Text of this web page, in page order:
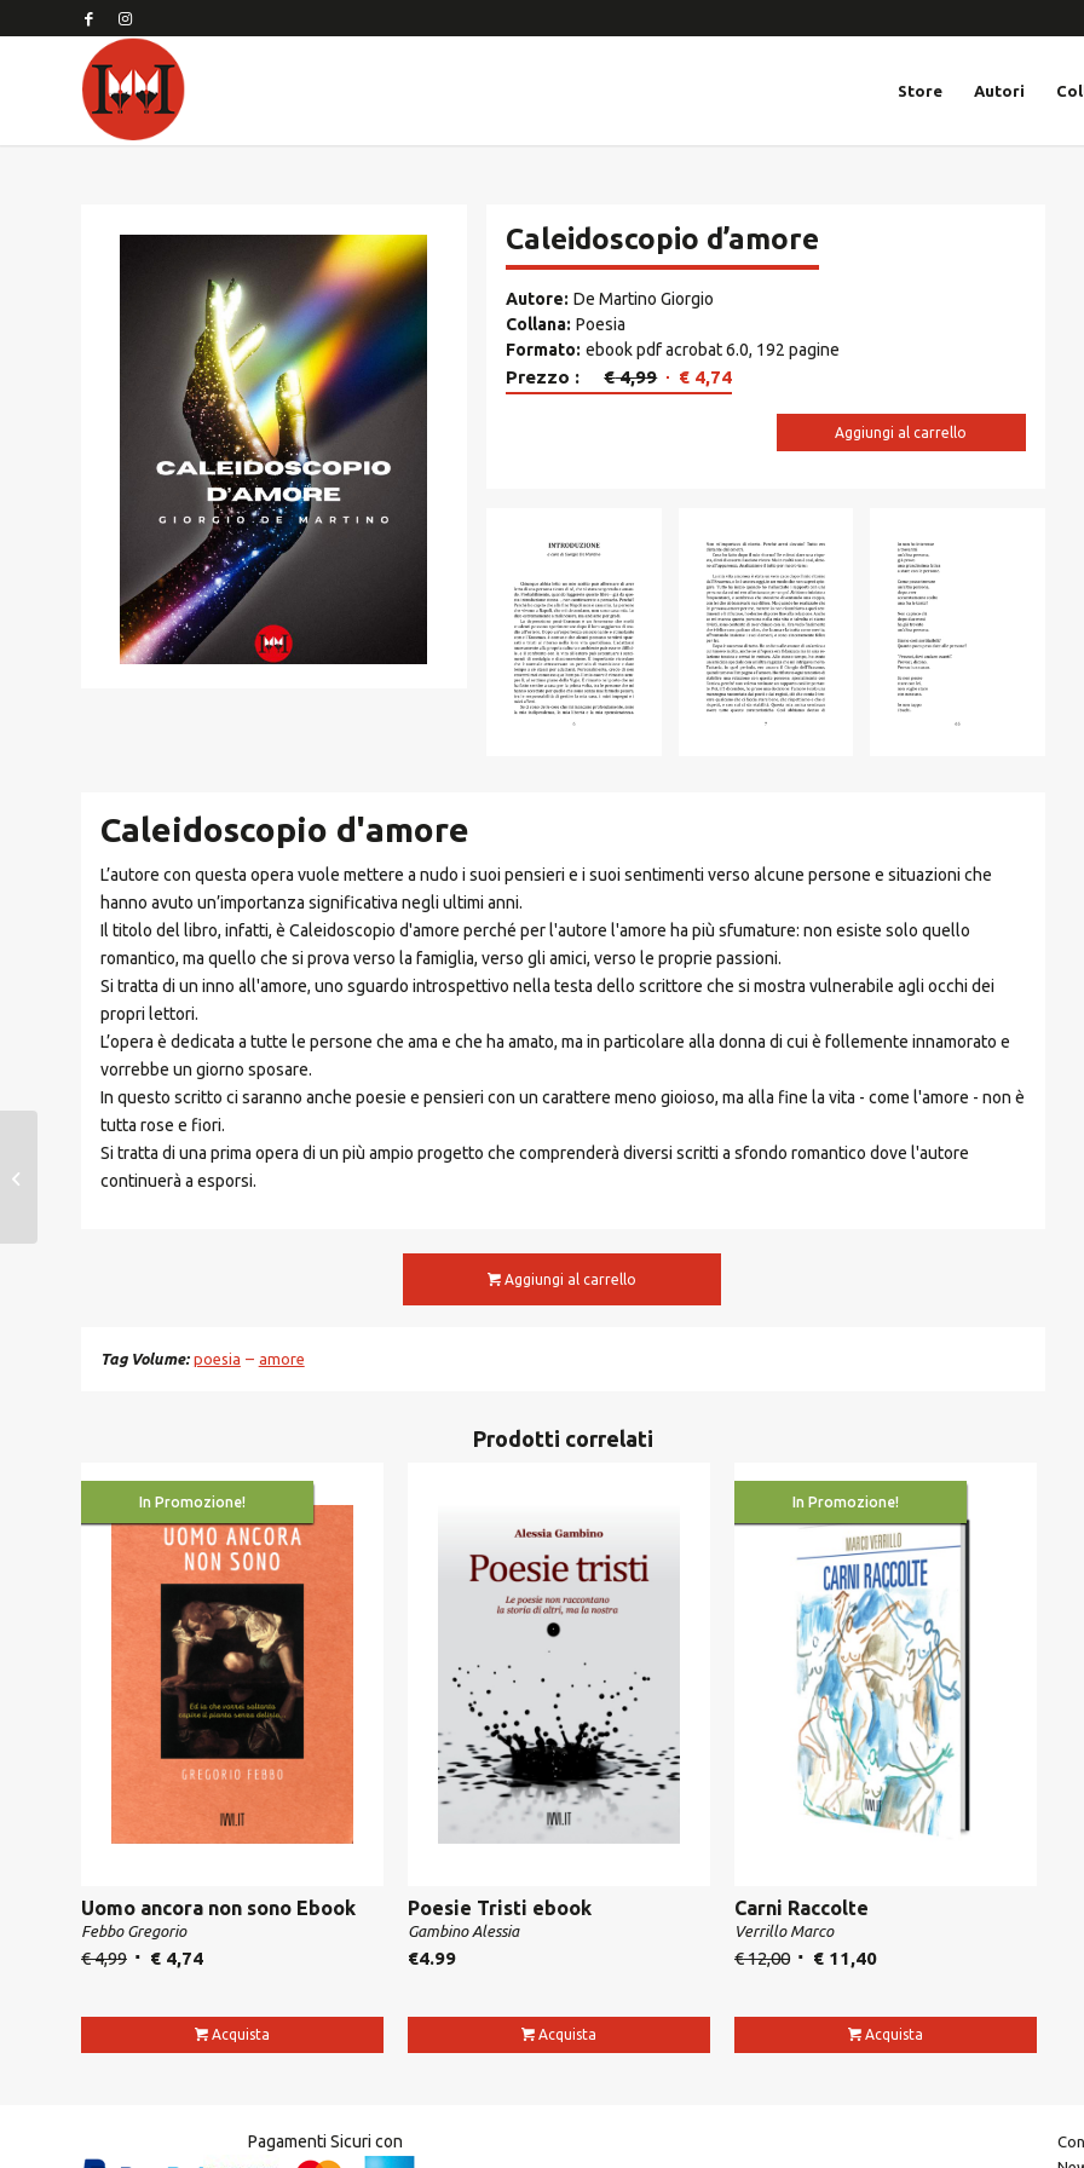
Store Autori
Caleidoscopio d’amore
Autore De Martino Giorgio
Collana Poesia
Formato ebook pdf acrobat 6.0, 192 pagine
Prezzo €4,99 Il € 4,74Il
Aggiungi al carrello
Caleidoscopio d'amore
L’autore con questa opera vuole mettere a nudo i suoi pensieri e i suoi sentimenti verso alcune persone e situazioni che
hanno avuto un’importanza significativa negli ultimi anni.
Il titolo del libro, infatti, è Caleidoscopio d'amore perché per l'autore l'amore ha più sfumature: non esiste solo quello
romantico, ma quello che si prova verso la famiglia, verso gli amici, verso le proprie passioni.
Si tratta di un inno all'amore, uno sguardo introspettivo nella testa dello scrittore che si mostra vulnerabile agli occhi dei
propri lettori.
L’opera è dedicata a tutte le persone che ama e che ha amato, ma in particolare alla donna di cui è follemente innamorato e
vorrebbe un giorno sposare.
In questo scritto ci saranno anche poesie e pensieri con un carattere meno gioioso, ma alla fine la vita - come l'amore - non è
tutta rose e fiori.
Si tratta di una prima opera di un più ampio progetto che comprenderà diversi scritti a sfondo romantico dove l'autore
continuerà a esporsi.
Aggiungi al carrello
Tag Volume poesia amore
Prodotti correlati
In Promozione!
Uomo ancora non sono Ebook
Febbo Gregorio
€4,99 € 4,74
Acquista
Poesie Tristi ebook
Gambino Alessia
€4.99
Acquista
In Promozione!
Carni Raccolte
Verrillo Marco
€12,00 €11,40
Acquista
Pagamenti Sicuri con
Echi di antiche ere